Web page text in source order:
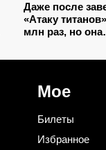
Даже после
«Атаку
млн раз, но она
Мое
Билеты
Избранное